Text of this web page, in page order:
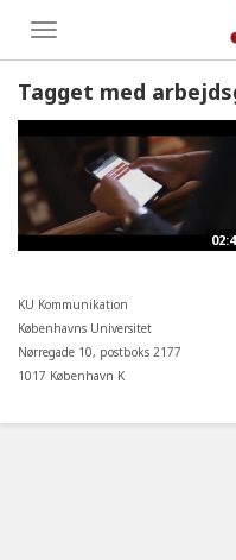
Toggle
menu
Tagget med
KU Kommunikation
Københavns Universitet
Nørregade 10, postboks 2177
1017 København K